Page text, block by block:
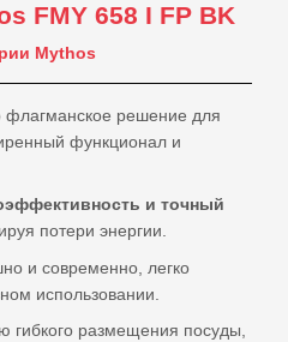
FMY 658 I FP BK
Mythos
решение для
функционал и
и точный
потери энергии.
и современно, легко
использовании.
гибкого размещения посуды,